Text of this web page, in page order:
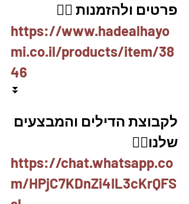
פרטים ולהזמנות 👇🏼
https://www.hadealhayo
mi.co.il/products/item/38
46
⏬
לקבוצת הדילים והמבצעים
שלנו👇🏽
https://chat.whatsapp.co
m/HPjC7KDnZi4IL3cKrQFS